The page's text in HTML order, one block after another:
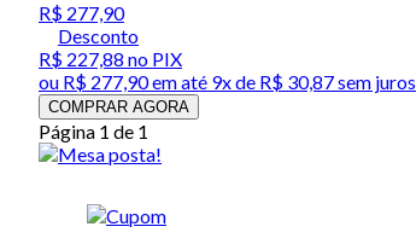
R$ 277,90
Desconto
R$ 227,88 no PIX
ou R$ 277,90em até 9x de R$ 30,87 sem juros
COMPRAR AGORA
Página 1 de 1